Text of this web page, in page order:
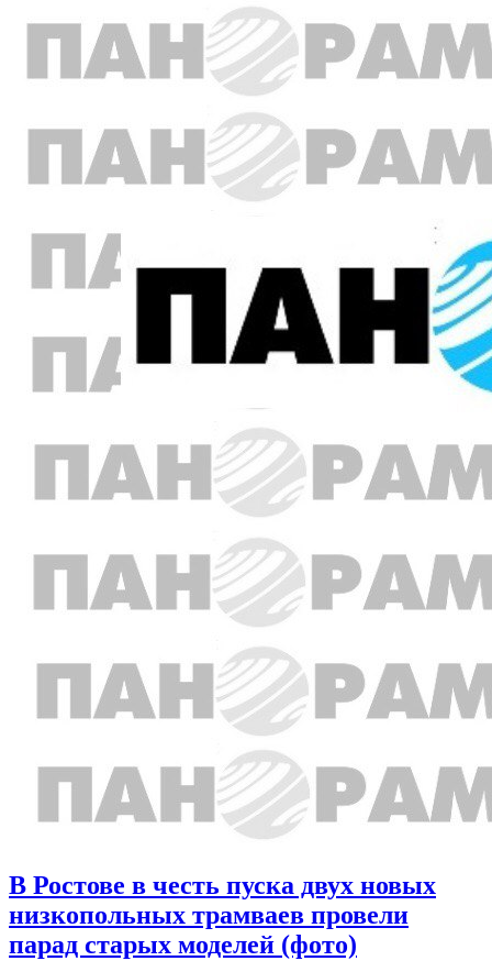
В Ростове в честь пуска двух новых
низкопольных трамваев провели
парад старых моделей (фото)